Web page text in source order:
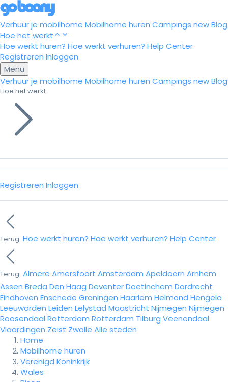
Verhuur je mobilhome Mobilhome huren Campings newBlog
Hoe het werkt
Hoe werkt huren? Hoe werkt verhuren? Help Center
Registreren Inloggen
Menu
Verhuur je mobilhome Mobilhome huren Campings newBlog
Hoe het werkt
Registreren Inloggen
Terug Hoe werkt huren? Hoe werkt verhuren? Help Center
Terug Almere Amersfoort Amsterdam Apeldoorn Arnhem
Assen Breda Den Haag DeventerDoetinchem Dordrecht
Eindhoven Enschede Groningen Haarlem Helmond Hengelo
Leeuwarden Leiden Lelystad Maastricht Nijmegen Nijmegen
Roosendaal Rotterdam Rotterdam Tilburg Veenendaal
Vlaardingen Zeist Zwolle Alle steden
Home
Mobilhome huren
Verenigd Koninkrijk
Wales